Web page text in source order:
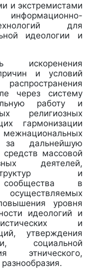
и экстремистами
для
идеологии и
искоренения
и условий
через систему
работу и
религиозных
гармонизации
за дальнейшую
средств массовой
деятелей,
и
сообщества в
уровня
идеологий и
и
утверждения
социальной
этнического,